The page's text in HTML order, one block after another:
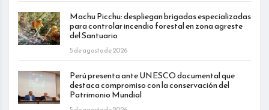
Machu Picchu: despliegan brigadas especializadas
para controlar incendio forestal en zona agreste
del Santuario
5 de agosto de 2026
Perú presenta ante UNESCO documental que
destaca compromiso con la conservación del
Patrimonio Mundial